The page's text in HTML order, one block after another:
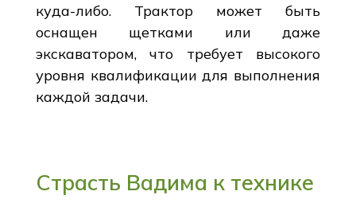
куда-либо. Трактор может быть
оснащен щетками или даже
экскаватором, что требует высокого
уровня квалификации для выполнения
каждой задачи.
Страсть Вадима к технике